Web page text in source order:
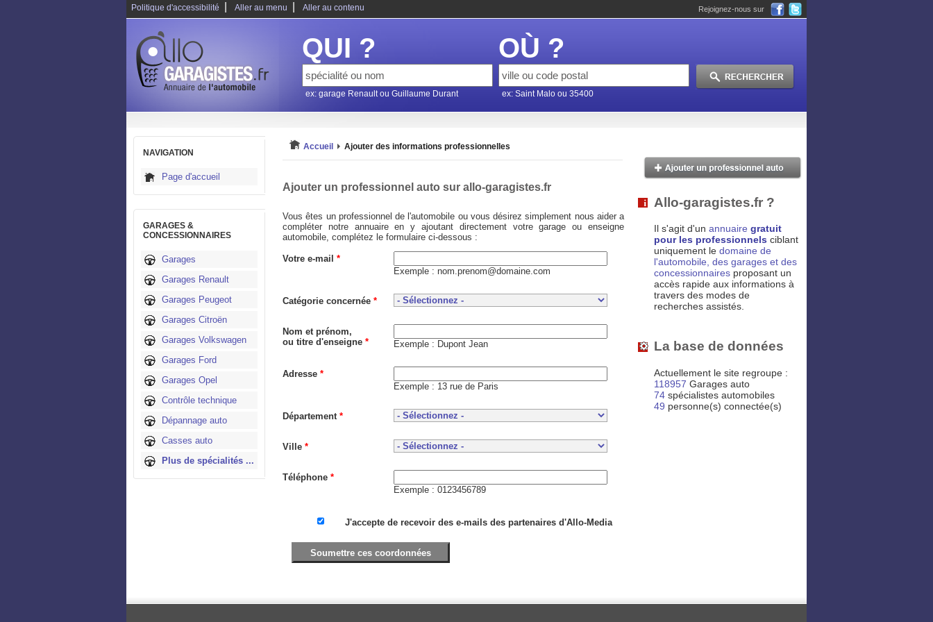
Politique d'accessibilité Aller au menu Aller au contenu Rejoignez-nous sur
QUI ?
ex: garage Renault ou Guillaume Durant
OÙ ?
ex: Saint Malo ou 35400
NAVIGATION
Page d'accueil
GARAGES &
CONCESSIONNAIRES
Garages
Garages Renault
Garages Peugeot
Garages Citroën
Garages Volkswagen
Garages Ford
Garages Opel
Contrôle technique
Dépannage auto
Casses auto
Plus de spécialités ...
Accueil Ajouter des informations professionnelles
Ajouter un professionnel auto sur allo-garagistes.fr
Vous êtes un professionnel de l'automobile ou vous désirez simplement nous aider a
compléter notre annuaire en y ajoutant directement votre garage ou enseigne
automobile, complétez le formulaire ci-dessous :
Votre e-mail *
Exemple : nom.prenom@domaine.com
Catégorie concernée *
Nom et prénom,
ou titre d'enseigne * Exemple : Dupont Jean
Adresse *
Exemple : 13 rue de Paris
Département *
Ville *
Téléphone *
Exemple : 0123456789
J'accepte de recevoir des e-mails des partenaires d'Allo-Media
Allo-garagistes.fr ?
Il s'agit d'un annuaire gratuit
pour les professionnels ciblant
uniquement le domaine de
l'automobile, des garages et des
concessionnaires proposant un
accès rapide aux informations à
travers des modes de
recherches assistés.
La base de données
Actuellement le site regroupe :
118957 Garages auto
74 spécialistes automobiles
49 personne(s) connectée(s)